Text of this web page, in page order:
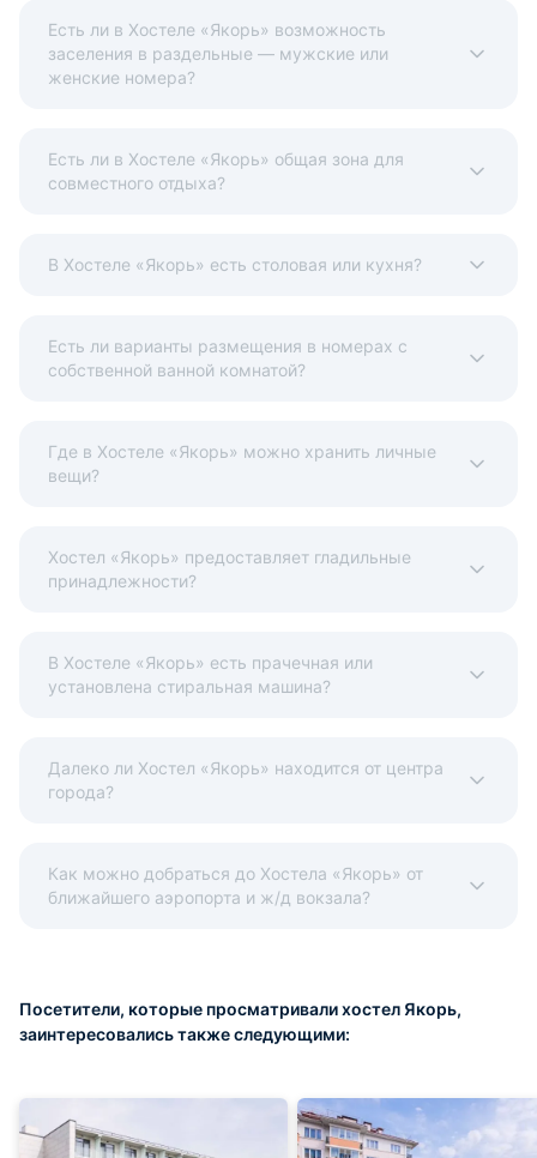
Есть ли в Хостеле «Якорь» возможность
заселения в раздельные — мужские или
женские номера?
Есть ли в Хостеле «Якорь» общая зона для
совместного отдыха?
В Хостеле «Якорь» есть столовая или кухня?
Есть ли варианты размещения в номерах с
собственной ванной комнатой?
Где в Хостеле «Якорь» можно хранить личные
вещи?
Хостел «Якорь» предоставляет гладильные
принадлежности?
В Хостеле «Якорь» есть прачечная или
установлена стиральная машина?
Далеко ли Хостел «Якорь» находится от центра
города?
Как можно добраться до Хостела «Якорь» от
ближайшего аэропорта и ж/д вокзала?
Посетители, которые просматривали хостел Якорь,
заинтересовались также следующими: